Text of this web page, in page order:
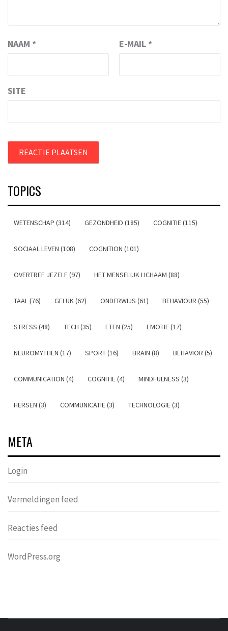
NAAM * E-MAIL *
SITE
TOPICS
WETENSCHAP (314) GEZONDHEID (185) COGNITIE (115)
SOCIAAL LEVEN (108) COGNITION (101)
OVERTREF JEZELF (97) HET MENSELIJK LICHAAM (88)
TAAL (76) GELUK (62) ONDERWIJS (61) BEHAVIOUR (55)
STRESS (48) TECH (35) ETEN (25) EMOTIE (17)
NEUROMYTHEN (17) SPORT (16) BRAIN (8) BEHAVIOR (5)
COMMUNICATION (4) COGNITIE (4) MINDFULNESS (3)
HERSEN (3) COMMUNICATIE (3) TECHNOLOGIE (3)
META
Login
Vermeldingen feed
Reacties feed
WordPress.org